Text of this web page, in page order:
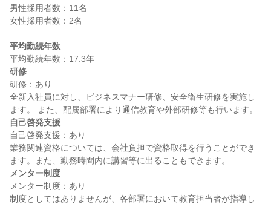
男性採用者数：11名
女性採用者数：2名
平均勤続年数
研修
研修：あり
全新入社員に対し、ビジネスマナー研修、安全衛生研修を実施し
自己啓発支援
自己啓発支援：あり
業務関連資格については、会社負担で資格取得を行うことができ
メンター制度
メンター制度：あり
制度としてはありませんが、各部署において教育担当者が指導し